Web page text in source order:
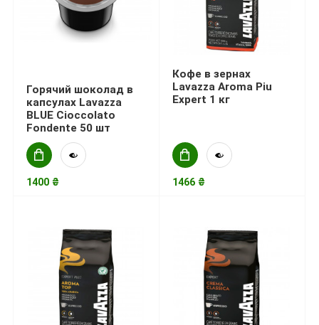
Горячий шоколад в
капсулах Lavazza
BLUE Cioccolato
Fondente 50 шт
1400 ₴
Кофе в зернах
Lavazza Aroma Piu
Expert 1 кг
1466 ₴